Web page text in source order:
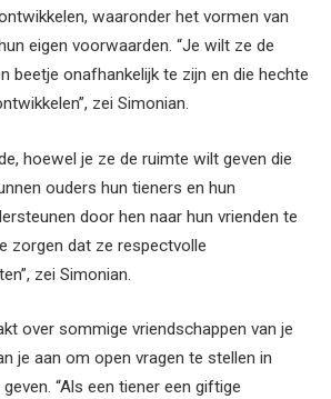
waaronder het vormen van
eigen voorwaarden. “Je wilt ze de
​​beetje onafhankelijk te zijn en die hechte
zei Simonian.
hoewel je ze de ruimte wilt geven die
ouders hun tieners en hun
door hen naar hun vrienden te
zorgen dat ze respectvolle
zei Simonian.
over sommige vriendschappen van je
je aan om open vragen te stellen in
“Als een tiener een giftige